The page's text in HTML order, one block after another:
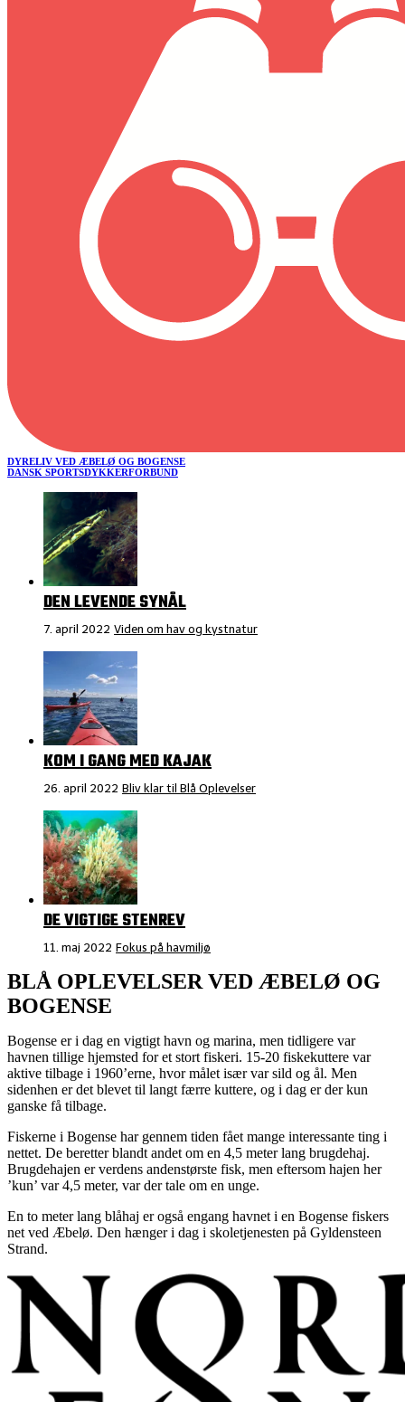
DYRELIV VED ÆBELØ OG BOGENSE
DANSK SPORTSDYKKERFORBUND
DEN LEVENDE SYNÅL
7. april 2022 Viden om hav og kystnatur
KOM I GANG MED KAJAK
26. april 2022 Bliv klar til Blå Oplevelser
DE VIGTIGE STENREV
11. maj 2022 Fokus på havmiljø
BLÅ OPLEVELSER VED ÆBELØ OG
BOGENSE
Bogense er i dag en vigtigt havn og marina, men tidligere var
havnen tillige hjemsted for et stort fiskeri. 15-20 fiskekuttere var
aktive tilbage i 1960’erne, hvor målet især var sild og ål. Men
sidenhen er det blevet til langt færre kuttere, og i dag er der kun
ganske få tilbage.
Fiskerne i Bogense har gennem tiden fået mange interessante ting i
nettet. De beretter blandt andet om en 4,5 meter lang brugdehaj.
Brugdehajen er verdens andenstørste fisk, men eftersom hajen her
’kun’ var 4,5 meter, var der tale om en unge.
En to meter lang blåhaj er også engang havnet i en Bogense fiskers
net ved Æbelø. Den hænger i dag i skoletjenesten på Gyldensteen
Strand.